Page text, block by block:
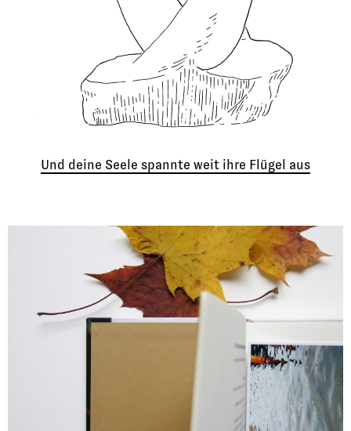
Und deine Seele spannte weit ihre Flügel aus